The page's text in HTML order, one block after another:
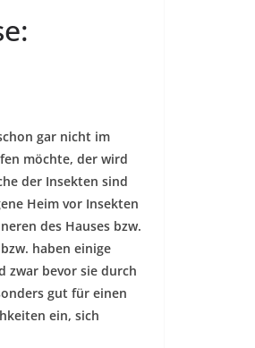
gar nicht im
möchte, der wird
der Insekten sind
Heim vor Insekten
des Hauses bzw.
haben einige
zwar bevor sie durch
gut für einen
ein, sich